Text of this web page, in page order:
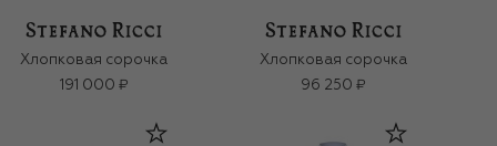
Хлопковая сорочка
191 000 ₽
Хлопковая сорочка
96 250 ₽